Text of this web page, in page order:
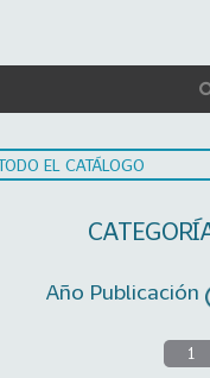
EL CATÁLOGO
Año Publicación
1